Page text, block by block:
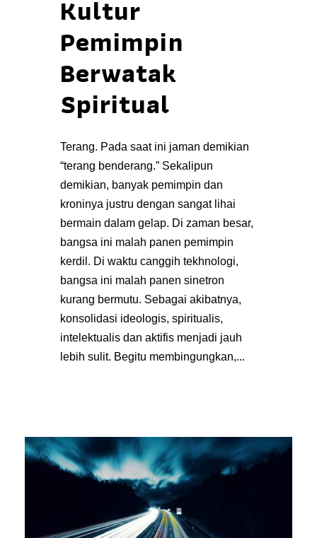
Kultur
Pemimpin
Berwatak
Spiritual
Terang. Pada saat ini jaman demikian
“terang benderang.” Sekalipun
demikian, banyak pemimpin dan
kroninya justru dengan sangat lihai
bermain dalam gelap. Di zaman besar,
bangsa ini malah panen pemimpin
kerdil. Di waktu canggih tekhnologi,
bangsa ini malah panen sinetron
kurang bermutu. Sebagai akibatnya,
konsolidasi ideologis, spiritualis,
intelektualis dan aktifis menjadi jauh
lebih sulit. Begitu membingungkan,...